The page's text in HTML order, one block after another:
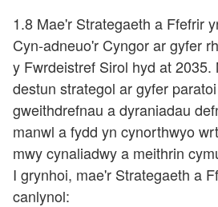
1.8 Mae'r Strategaeth a Ffefrir
Cyn-adneuo'r Cyngor ar gyfer
y Fwrdeistref Sirol hyd at 2035.
destun strategol ar gyfer
gweithdrefnau a dyraniadau
manwl a fydd yn cynorthwyo
mwy cynaliadwy a meithrin
I grynhoi, mae'r Strategaeth a
canlynol: